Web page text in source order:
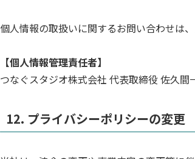
個人情報の取扱いに関するお問い合わせは
【個人情報管理責任者】
つなぐスタジオ株式会社 代表取締役 佐久間
12. プライバシーポリシーの変更